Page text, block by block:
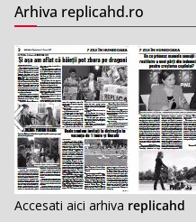
Arhiva replicahd.ro
Accesati aici arhiva replicahd